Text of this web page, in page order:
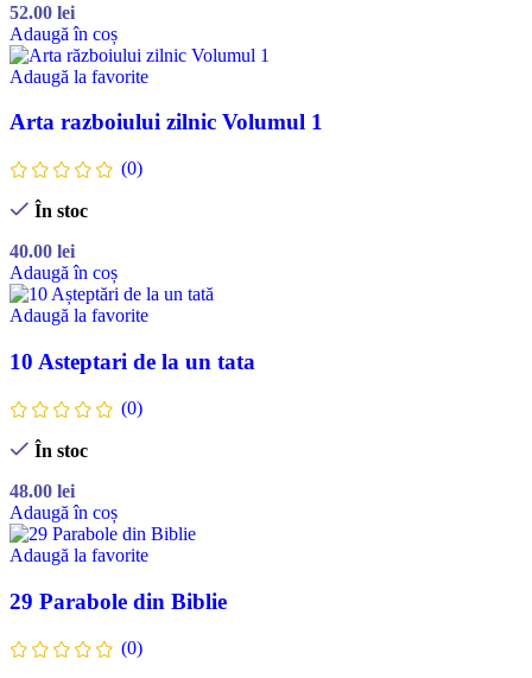
52.00 lei
Adaugă în coș
Adaugă la favorite
Arta razboiului zilnic Volumul 1
(0)
În stoc
40.00 lei
Adaugă în coș
Adaugă la favorite
10 Asteptari de la un tata
(0)
În stoc
48.00 lei
Adaugă în coș
Adaugă la favorite
29 Parabole din Biblie
(0)